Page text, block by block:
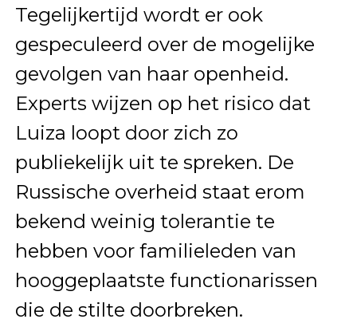
Tegelijkertijd wordt er ook
gespeculeerd over de mogelijke
gevolgen van haar openheid.
Experts wijzen op het risico dat
Luiza loopt door zich zo
publiekelijk uit te spreken. De
Russische overheid staat erom
bekend weinig tolerantie te
hebben voor familieleden van
hooggeplaatste functionarissen
die de stilte doorbreken.